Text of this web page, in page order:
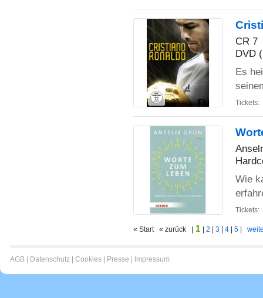
CR 7
DVD
Es
Tickets:
Wie
Tickets:
« Start « zurück | 1 2 3 4 5
AGB Datenschutz Cookies Presse Impressum